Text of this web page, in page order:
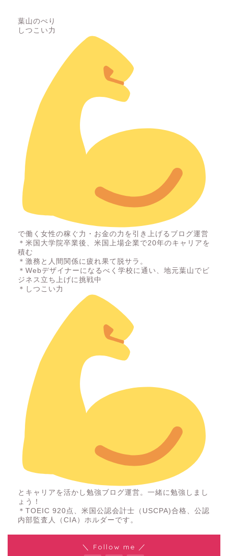
葉山のぺり
しつこい力
で働く女性の稼ぐ力・お金の力を引き上げるブログ運営
＊米国大学院卒業後、米国上場企業で20年のキャリアを
積む
＊激務と人間関係に疲れ果て脱サラ。
＊Webデザイナーになるべく学校に通い、地元葉山でビ
ジネス立ち上げに挑戦中
＊しつこい力
とキャリアを活かし勉強ブログ運営。一緒に勉強しまし
ょう！
＊TOEIC 920点、米国公認会計士（USCPA)合格、公認
内部監査人（CIA）ホルダーです。
＼ Follow me ／